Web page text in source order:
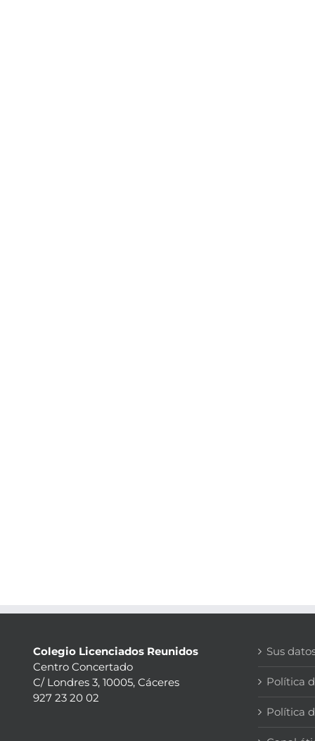
Colegio Licenciados Reunidos
Centro Concertado
C/ Londres 3, 10005, Cáceres
927 23 20 02
Sus
Política
Política